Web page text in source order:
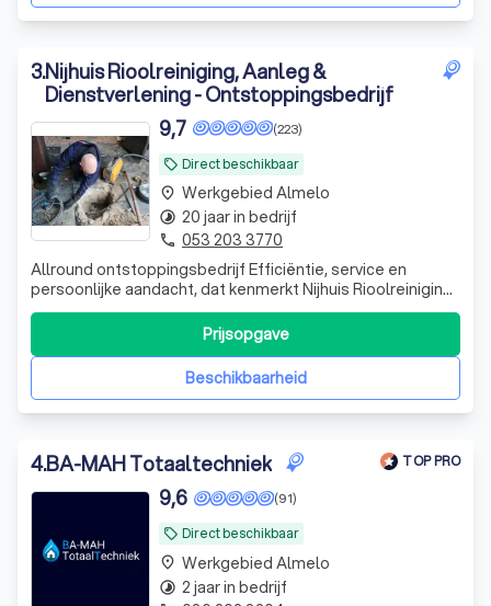
3.Nijhuis Rioolreiniging, Aanleg &
Dienstverlening - Ontstoppingsbedrijf
local_offer Direct beschikbaar
(223)
9,7
Allround ontstoppingsbedrijf Efficiëntie, service en
persoonlijke aandacht, dat kenmerkt Nijhuis Rioolreiniging,
Aanleg en Dienstverlening bv. Al sinds 2005 zijn wij actief
in Twente en omgeving als allround ontstoppingsbedrijf.
Met onze geavanceerde apparatuur en gereedschappen
Beschikbaarheid
Prijsopgave
place Werkgebied Almelo
timelapse 20 jaar in bedrijf
phone 053 203 3770
4.BA-MAH Totaaltechniek TOP PRO
local_offer Direct beschikbaar
(91)
9,6
place Werkgebied Almelo
timelapse 2 jaar in bedrijf